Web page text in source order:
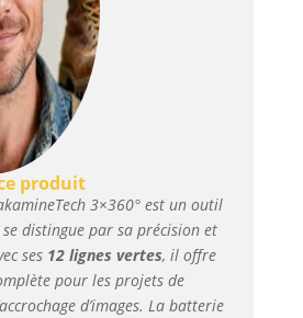
produit
3×360° est un outil
distingue par sa précision et
ses 12 lignes vertes, il offre
pour les projets de
d’images. La batterie